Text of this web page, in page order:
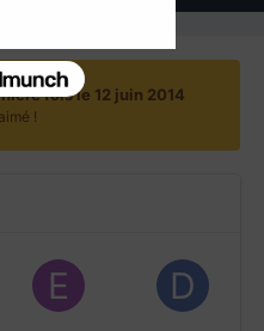
fois le 12 juin 2014
!